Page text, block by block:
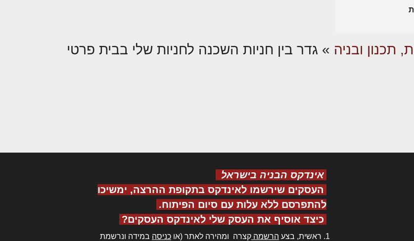
תכנון ובניה » גדר בין חניות השכנה לחניות שלי בבית פרטי
אינדקס הבניה בישראל
העסקים שירשמו לאינדקס בתקופת ההרצה, ימשיכו
להתפרסם ללא עלות עם סיום הפיתוח.
כיצד אוסיף את העסק שלי לאינדקס העסקים?
ראשית, בצע הרשמה קצרה ומהירה לאתר (או כניסה במידה ונרשמת